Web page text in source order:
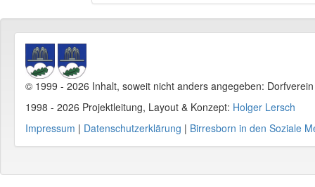
© 1999 - 2026 Inhalt, soweit nicht anders angegeben:
1998 - 2026 Projektleitung, Layout & Konzept: Holger Lersch
Impressum | Datenschutzerklärung | Birresborn in den Soziale